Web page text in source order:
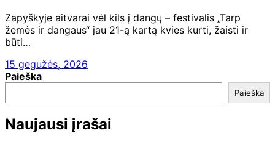
Zapyškyje aitvarai vėl kils į dangų – festivalis „Tarp
žemės ir dangaus“ jau 21-ą kartą kvies kurti, žaisti ir
būti…
15 gegužės, 2026
Paieška
Paieška
Naujausi įrašai